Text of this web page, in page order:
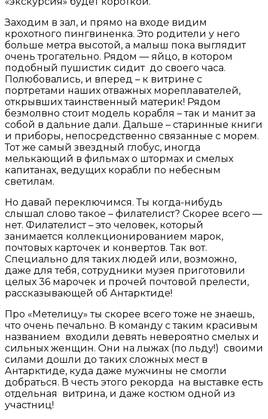
Заходим в зал, и прямо на входе видим
крохотного пингвиненка. Это родители у него
больше метра высотой, а малыш пока выглядит
очень трогательно. Рядом — яйцо, в котором
подобный пушистик сидит до своего часа.
Полюбовались, и вперед – к витрине с
портретами наших отважных мореплавателей,
открывших таинственный материк! Рядом
безмолвно стоит модель корабля – так и манит за
собой в дальние дали. Дальше – старинные книги
и приборы, непосредственно связанные с морем.
Тот же самый звездный глобус, иногда
мелькающий в фильмах о штормах и смелых
капитанах, ведущих корабли по небесным
светилам.
Но давай переключимся. Ты когда-нибудь
слышал слово такое – филателист? Скорее всего —
нет. Филателист – это человек, который
занимается коллекционированием марок,
почтовых карточек и конвертов. Так вот.
Специально для таких людей или, возможно,
даже для тебя, сотрудники музея приготовили
целых 36 марочек и прочей почтовой прелести,
рассказывающей об Антарктиде!
Про «Метелицу» ты скорее всего тоже не знаешь,
что очень печально. В команду с таким красивым
названием входили девять невероятно смелых и
сильных женщин. Они на лыжах (по льду!) своими
силами дошли до таких сложных мест в
Антарктиде, куда даже мужчины не смогли
добраться. В честь этого рекорда на выставке есть
отдельная витрина, и даже костюм одной из
участниц!